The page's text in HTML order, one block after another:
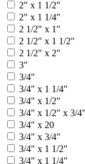
2" х 1 1/2"
2" х 1 1/4"
2 1/2" x 1"
2 1/2" x 1 1/2"
2 1/2" x 2"
3"
3/4"
3/4" x 1 1/4"
3/4" x 1/2"
3/4" x 1/2" x 3/4"
3/4" x 20
3/4" x 3/4"
3/4" х 1 1/2"
3/4" х 1 1/4"